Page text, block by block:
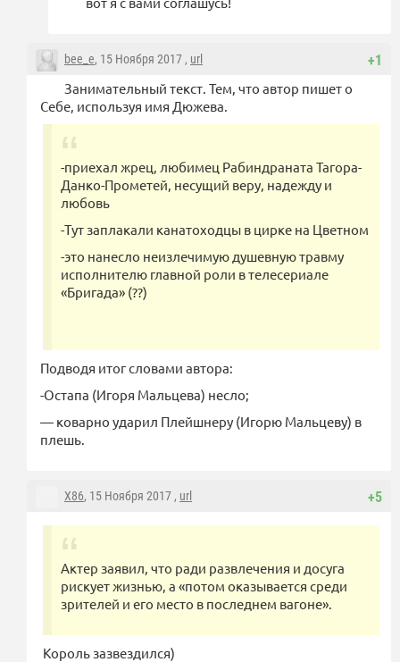
+1
bee_e, 15 Ноября 2017 , url
Занимательный текст. Тем, что автор пишет о
Себе, используя имя Дюжева.
-приехал жрец, любимец Рабиндраната Тагора-
Данко-Прометей, несущий веру, надежду и
любовь
-Тут заплакали канатоходцы в цирке на Цветном
-это нанесло неизлечимую душевную травму
исполнителю главной роли в телесериале
«Бригада» (??)
Подводя итог словами автора:
-Остапа (Игоря Мальцева) несло;
— коварно ударил Плейшнеру (Игорю Мальцеву) в
плешь.
+5
X86, 15 Ноября 2017 , url
Актер заявил, что ради развлечения и досуга
рискует жизнью, а «потом оказывается среди
зрителей и его место в последнем вагоне».
Король зазвездился)